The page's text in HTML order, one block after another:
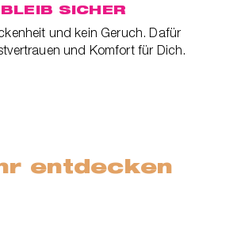
BLEIB SICHER
und kein Geruch. Dafür
und Komfort für Dich.
entdecken